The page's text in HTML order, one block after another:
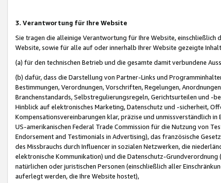
3. Verantwortung für Ihre Website
Sie tragen die alleinige Verantwortung für Ihre Website,
Website, sowie für alle auf oder innerhalb Ihrer Website gezeigte
(a) für den technischen Betrieb und die gesamte damit verbundene
(b) dafür, dass die Darstellung von Partner-Links und
Bestimmungen, Verordnungen, Vorschriften, Regelungen,
Branchenstandards, Selbstregulierungsregeln, Gerichtsurteilen und -
Hinblick auf elektronisches Marketing, Datenschutz und -sicherheit,
Kompensationsvereinbarungen klar, präzise und unmissverständlich
US-amerikanischen Federal Trade Commission für die Nutzung von
Endorsement and Testimonials in Advertising), das französische
des Missbrauchs durch Influencer in sozialen Netzwerken, die
elektronische Kommunikation) und die Datenschutz-
natürlichen oder juristischen Personen (einschließlich aller
auferlegt werden, die Ihre Website hostet),